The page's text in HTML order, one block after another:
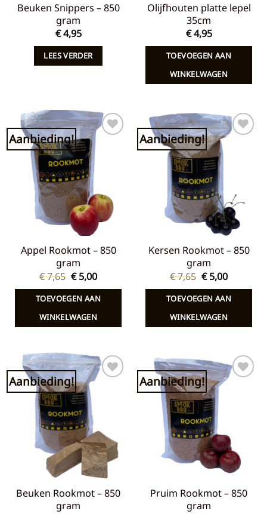
Beuken Snippers – 850
gram
€4,95
LEES VERDER
Olijfhouten platte lepel
35cm
€4,95
TOEVOEGEN AAN
WINKELWAGEN
Aanbieding! Toevoegen
aan
verlanglijst
Appel Rookmot – 850
gram
€7,65 Oorspronkelijke
prijs
was:
€ 7,65.
€5,00Huidige
is:
€ 5,00.
TOEVOEGEN AAN
WINKELWAGEN
Aanbieding! Toevoegen
aan
verlanglijst
Kersen Rookmot – 850
gram
€7,65
prijs
was:
€ 7,65.
€5,00Huidige
is:
€ 5,00.
TOEVOEGEN AAN
WINKELWAGEN
Aanbieding! Toevoegen
verlanglijst
Beuken Rookmot – 850
gram
Aanbieding! Toevoegen
verlanglijst
Pruim Rookmot – 850
gram